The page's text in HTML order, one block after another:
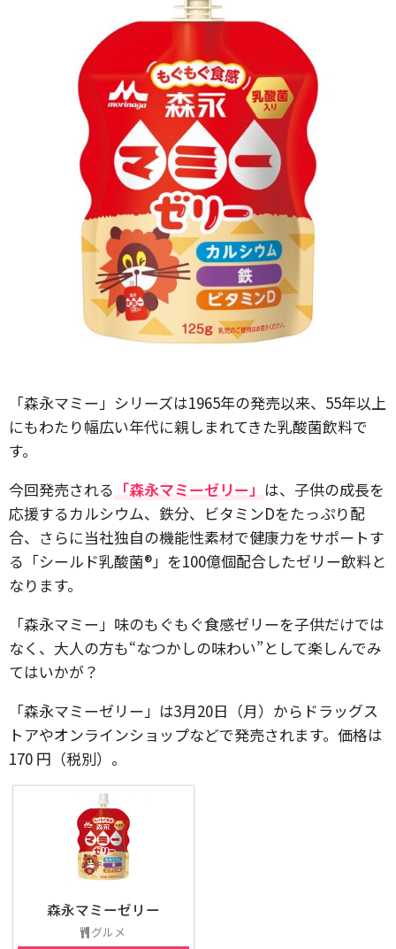
「森永マミー」シリーズは1965年の発売以来、55年以上
にもわたり幅広い年代に親しまれてきた乳酸菌飲料で
す。
今回発売される 「森永マミーゼリー」 は、子供の成長を
応援するカルシウム、鉄分、ビタミンDをたっぷり配
合、さらに当社独自の機能性素材で健康力をサポートす
る「シールド乳酸菌®」を100億個配合したゼリー飲料と
なります。
「森永マミー」味のもぐもぐ食感ゼリーを子供だけでは
なく、大人の方も“なつかしの味わい”として楽しんでみ
てはいかが？
「森永マミーゼリー」は3月20日（月）からドラッグス
トアやオンラインショップなどで発売されます。価格は
170 円（税別）。
森永マミーゼリー
グルメ